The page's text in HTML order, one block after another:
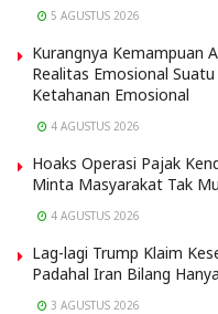
5 AGUSTUS 2026
Kurangnya Kemampuan
Realitas Emosional
Ketahanan Emosional
4 AGUSTUS 2026
Hoaks Operasi Pajak
Minta Masyarakat Tak
4 AGUSTUS 2026
Lag-lagi Trump Klaim
Padahal Iran Bilang
3 AGUSTUS 2026